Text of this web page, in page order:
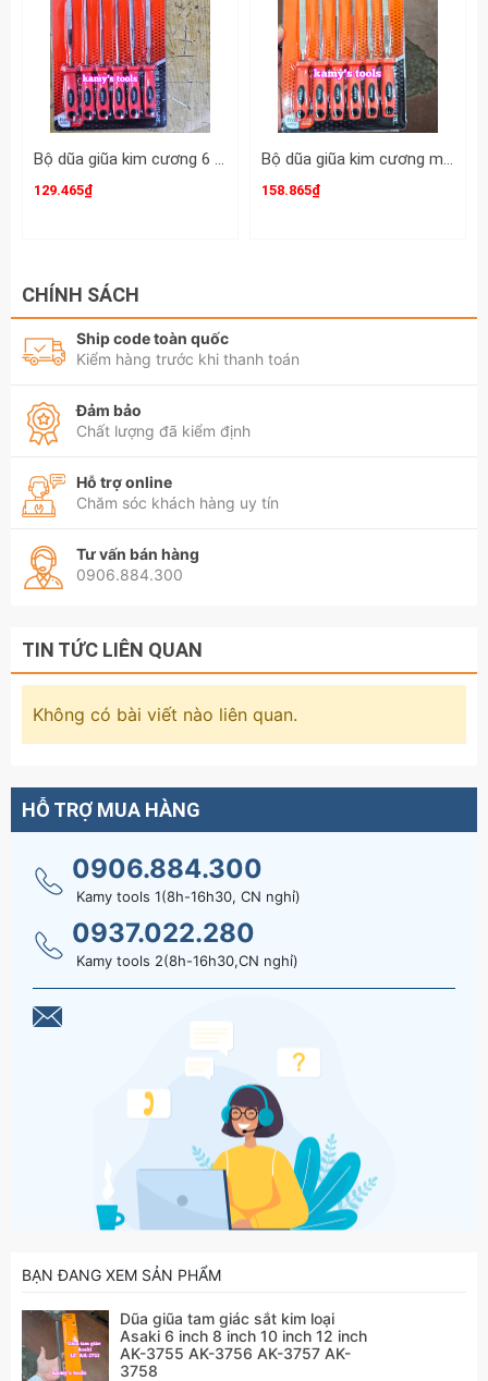
Bộ dũa giũa kim cương 6 cây Asaki AK-3901 cỡ 3mm 3x140mm
129.465₫
Bộ dũa giũa kim cương mini 6 cây Asaki AK-3902 cỡ 4mm 4x160mm
158.865₫
CHÍNH SÁCH
Ship code toàn quốc
Kiểm hàng trước khi thanh toán
Đảm bảo
Chất lượng đã kiểm định
Hỗ trợ online
Chăm sóc khách hàng uy tín
Tư vấn bán hàng
0906.884.300
TIN TỨC LIÊN QUAN
Không có bài viết nào liên quan.
HỖ TRỢ MUA HÀNG
0906.884.300
Kamy tools 1(8h-16h30, CN nghỉ)
0937.022.280
Kamy tools 2(8h-16h30,CN nghỉ)
BẠN ĐANG XEM SẢN PHẨM
Dũa giũa tam giác sắt kim loại
Asaki 6 inch 8 inch 10 inch 12 inch
AK-3755 AK-3756 AK-3757 AK-
3758